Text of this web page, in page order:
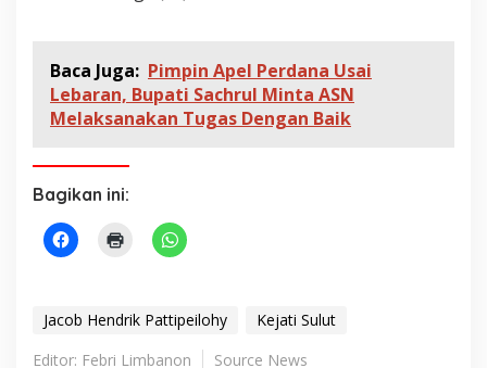
Baca Juga: Pimpin Apel Perdana Usai
Lebaran, Bupati Sachrul Minta ASN
Melaksanakan Tugas Dengan Baik
Bagikan ini:
Jacob Hendrik Pattipeilohy
Kejati Sulut
Editor: Febri Limbanon
Source News